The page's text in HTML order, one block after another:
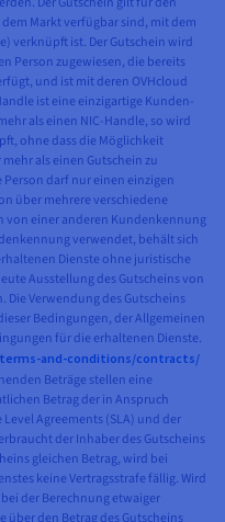
Markt verfügbar sind, mit dem
verknüpft ist. Der Gutschein wird
Person zugewiesen, die bereits
und ist mit deren OVHcloud
ist eine einzigartige Kunden-
als einen NIC-Handle, so wird
ohne dass die Möglichkeit
als einen Gutschein zu
darf nur einen einzigen
über mehrere verschiedene
von einer anderen Kundenkennung
verwendet, behält sich
Dienste ohne juristische
Ausstellung des Gutscheins von
Die Verwendung des Gutscheins
Bedingungen, der Allgemeinen
für die erhaltenen Dienste.
and-conditions/contracts/
Beträge stellen eine
Betrag der in Anspruch
Agreements (SLA) und der
der Inhaber des Gutscheins
gleichen Betrag, wird bei
keine Vertragsstrafe fällig. Wird
der Berechnung etwaiger